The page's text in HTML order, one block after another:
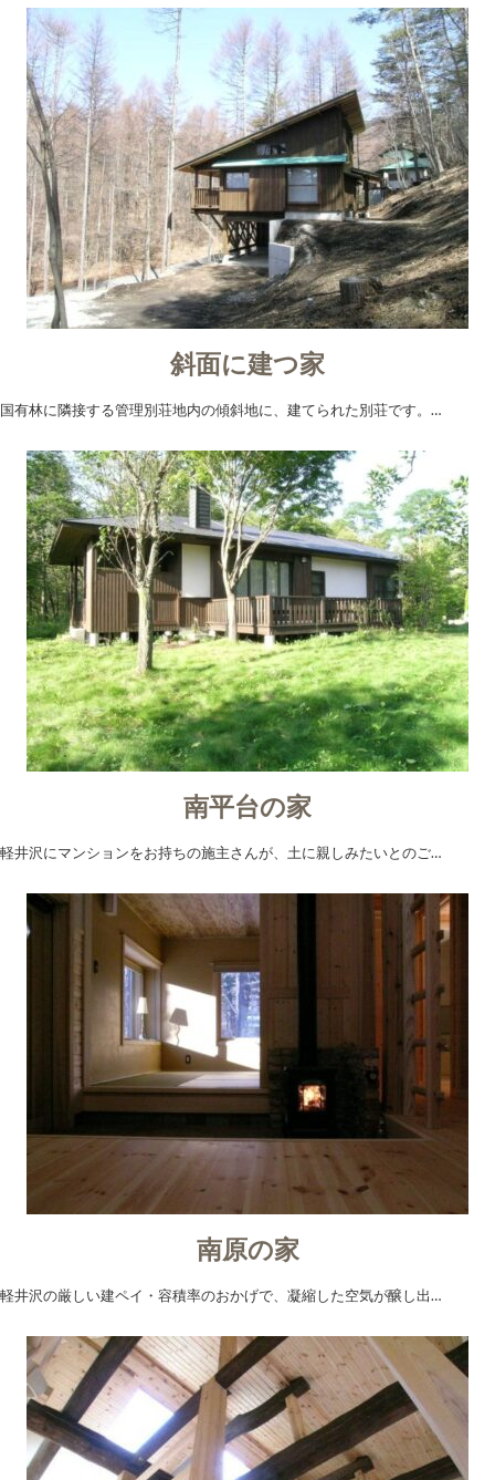
斜面に建つ家
国有林に隣接する管理別荘地内の傾斜地に、建てられた別荘です。…
南平台の家
軽井沢にマンションをお持ちの施主さんが、土に親しみたいとのご…
南原の家
軽井沢の厳しい建ペイ・容積率のおかげで、凝縮した空気が醸し出…